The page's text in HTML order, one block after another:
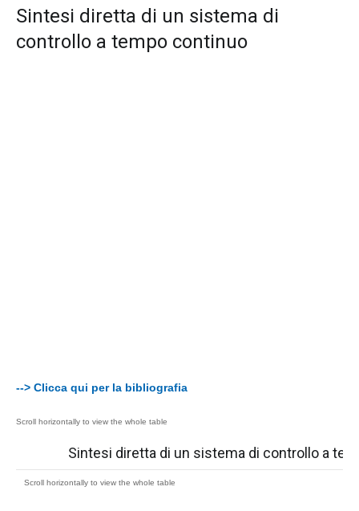
Sintesi diretta di un sistema di
controllo a tempo continuo
--> Clicca qui per la bibliografia
Sintesi diretta di un sistema di controllo a